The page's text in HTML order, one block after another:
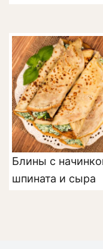
Блины с
шпината и сыра